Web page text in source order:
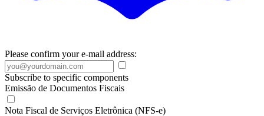
Please confirm your e-mail address:
Subscribe to specific components
Emissão de Documentos Fiscais
Nota Fiscal de Serviços Eletrônica (NFS-e)